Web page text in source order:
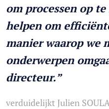
om processen op
helpen om
manier waarop we
onderwerpen
directeur.”
verduidelijkt Julien